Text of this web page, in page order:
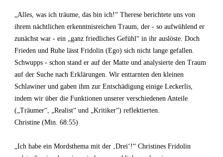
„Alles, was ich träume, das bin ich!“ Therese berichtete uns von
ihrem nächtlichen erkenntnisreichen Traum, der - so aufwühlend er
zunächst war - ein „ganz friedliches Gefühl“ in ihr auslöste. Doch
Frieden und Ruhe lässt Fridolin (Ego) sich nicht lange gefallen.
Schwupps - schon stand er auf der Matte und analysierte den Traum
auf der Suche nach Erklärungen. Wir enttarnten den kleinen
Schlawiner und gaben ihm zur Entschädigung einige Leckerlis,
indem wir über die Funktionen unserer verschiedenen Anteile
(„Träumer“, „Realist“ und „Kritiker“) reflektierten.
Christine (Min. 68:55)
„Ich habe ein Mordsthema mit der ‚Drei‘!“ Christines Fridolin